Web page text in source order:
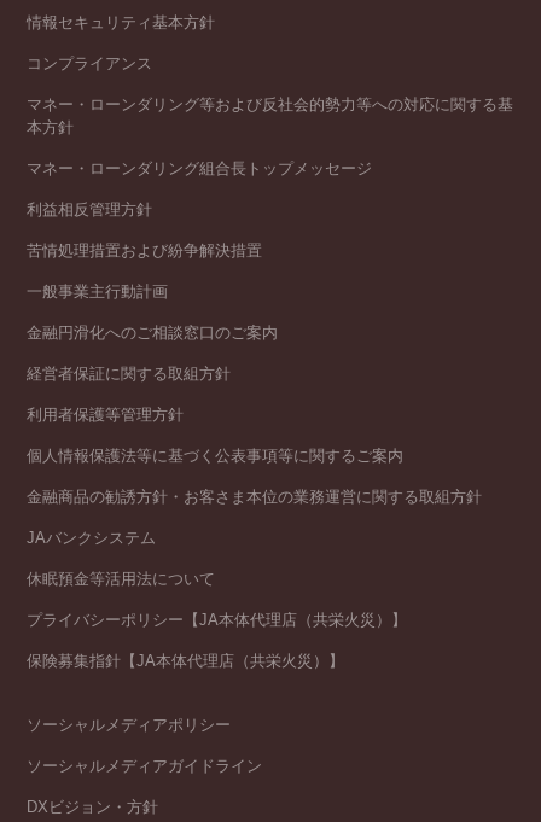
情報セキュリティ基本方針
コンプライアンス
マネー・ローンダリング等および反社会的勢力等への対応に関する基
本方針
マネー・ローンダリング組合長トップメッセージ
利益相反管理方針
苦情処理措置および紛争解決措置
一般事業主行動計画
金融円滑化へのご相談窓口のご案内
経営者保証に関する取組方針
利用者保護等管理方針
個人情報保護法等に基づく公表事項等に関するご案内
金融商品の勧誘方針・お客さま本位の業務運営に関する取組方針
JAバンクシステム
休眠預金等活用法について
プライバシーポリシー【JA本体代理店（共栄火災）】
保険募集指針【JA本体代理店（共栄火災）】
ソーシャルメディアポリシー
ソーシャルメディアガイドライン
DXビジョン・方針